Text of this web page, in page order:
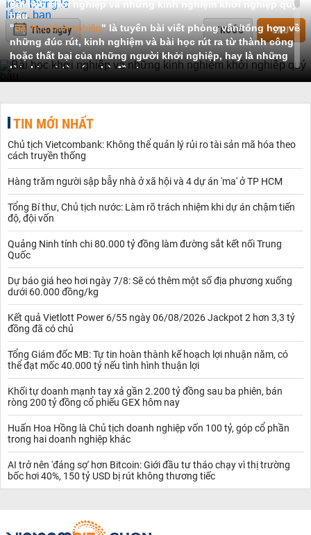
Theo ngày TRƯỚC SAU
Bài học khởi nghiệp và những kinh nghiệm khởi nghiệp quý
báu
"Bài học khởi nghiệp" là tuyến bài viết phỏng vấn/tổng hợp về
những đúc rút, kinh nghiệm và bài học rút ra từ thành công
hoặc thất bại của những người khởi nghiệp, hay là những
lời chia sẻ từ các nhà đầu tư.
Để tránh việc vấp ngã và đối mặt với những thất bại không đáng
học khởi nghiệp" sẽ mang đến cho bạn đọc những bài viết này.
Lợi ích từ những bài học khởi nghiệp
Thứ nhất, đó là những chia sẻ từ các nhà đầu tư đối với startup.
Là những bài học từ việc chọn ý tưởng, thực hiện sản phẩm, lựa
chọn đội ngũ… để có thể xây dựng một startup tiềm năng, và
nhận được sự chú ý của những nhà đầu tư.
Bên cạnh đó, đó là những bài học về quá trình chuẩn bị, thủ tục
cho quá trình tiếp cận nhà đầu tư.
Hay đối với các startup trong giai đoạn tăng trưởng, "Bài học khởi
nghiệp" sẽ mang đến tuyến bài về lời khuyên của nhà đầu tư để
đảm bảo được văn hoá, giữ chân được người tài. Trên thực tế, có
rất nhiều công ty khi bước sang giai đoạn tăng trưởng, đội ngũ
sáng lập sẽ đối mặt với nhiều tình huống hóc búa về quản trị -
một trong những nguyên nhân dẫn đến khủng hoảng đối với
doanh nghiệp.
Thứ hai, "Bài học khởi nghiệp" sẽ mang đến lời khuyên từ chính
những người khởi nghiệp, những thuỷ thủ trực tiếp trải qua những
cuộc chinh chiến thực tế và không ít lần trắc trở và thất bại trước
khi đạt được thành tích.
Đó là những câu chuyện thực tế của một nhà sáng lập thất bại vài
lần, bị nhà đầu tư từ chối cho đến không ngừng liên tục thay đổi,
cập nhật mô hình kinh doanh và đạt được thành công ban đầu.
Là bài học thực tế từ chia sẻ của những chủ mô hình kinh doanh
mới trong quá trình gây dựng, thay đổi và dự đoán xu thế sự phát
triển của những mô hình "nền tảng" đang ngày phổ biến và nuốt
chửng nền kinh tế.
Đây là những bài học mà không hẳn bạn đọc có thể tìm thấy được
TIN MỚI NHẤT
Chủ tịch Vietcombank: Không thể quản lý rủi ro tài sản mã hóa theo
cách truyền thống
Hàng trăm người sập bẫy nhà ở xã hội và 4 dự án 'ma' ở TP HCM
Tổng Bí thư, Chủ tịch nước: Làm rõ trách nhiệm khi dự án chậm tiến
độ, đội vốn
Quảng Ninh tính chi 80.000 tỷ đồng làm đường sắt kết nối Trung
Quốc
Dự báo giá heo hơi ngày 7/8: Sẽ có thêm một số địa phương xuống
dưới 60.000 đồng/kg
Kết quả Vietlott Power 6/55 ngày 06/08/2026 Jackpot 2 hơn 3,3 tỷ
đồng đã có chủ
Tổng Giám đốc MB: Tự tin hoàn thành kế hoạch lợi nhuận năm, có
thể đạt mốc 40.000 tỷ nếu tình hình thuận lợi
Khối tự doanh mạnh tay xả gần 2.200 tỷ đồng sau ba phiên, bán
ròng 200 tỷ đồng cổ phiếu GEX hôm nay
Huấn Hoa Hồng là Chủ tịch doanh nghiệp vốn 100 tỷ, góp cổ phần
trong hai doanh nghiệp khác
AI trở nên 'đáng sợ' hơn Bitcoin: Giới đầu tư tháo chạy vì thị trường
bốc hơi 40%, 150 tỷ USD bị rút không thương tiếc